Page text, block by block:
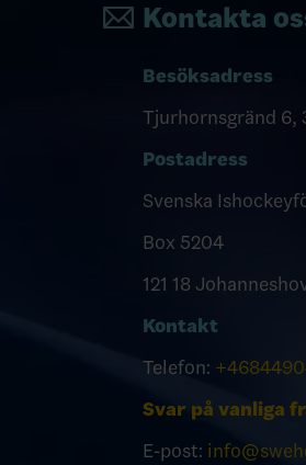
Kontakta
Besöksadress
Tjurhornsgränd 6,
Postadress
Svenska
Box 5204
121 18
Kontakt
Telefon:
Svar på vanliga
E-post: